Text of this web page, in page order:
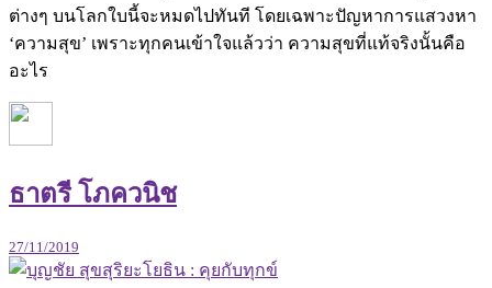
ต่างๆ บนโลกใบนี้จะหมดไปทันที โดยเฉพาะปัญหาการแสวงหา
‘ความสุข’ เพราะทุกคนเข้าใจแล้วว่า ความสุขที่แท้จริงนั้นคือ
อะไร
ธาตรี โภควนิช
27/11/2019